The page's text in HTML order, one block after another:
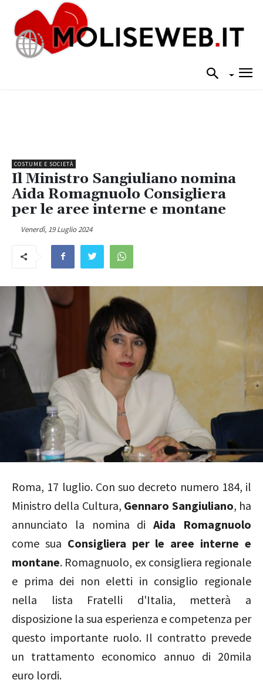
COSTUME E SOCIETÀ
Il Ministro Sangiuliano nomina
Aida Romagnuolo Consigliera
per le aree interne e montane
Venerdì, 19 Luglio 2024
Roma, 17 luglio. Con suo decreto numero 184, il
Ministro della Cultura, Gennaro Sangiuliano, ha
annunciato la nomina diAida Romagnuolo
come sua Consigliera per le aree interne e
montane. Romagnuolo, ex consigliera regionale
e prima dei non eletti in consiglio regionale
nella lista Fratelli d'Italia, metterà a
disposizione la sua esperienza e competenza per
questo importante ruolo. Il contratto prevede
un trattamento economico annuo di 20mila
euro lordi.